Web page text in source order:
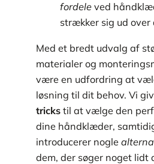
fordele ved
strækker sig ud over
Med et bredt udvalg af
materialer og
være en udfordring at
løsning til dit behov. Vi
tricks til at vælge den
dine håndklæder,
introducerer nogle
dem, der søger noget lidt